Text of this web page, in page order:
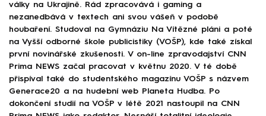
války na Ukrajině. Rád zpracovává i gaming a
nezanedbává v textech ani svou vášeň v podobě
houbaření. Studoval na Gymnáziu Na Vítězné pláni a poté
na Vyšší odborné škole publicistiky (VOŠP), kde také získal
první novinářské zkušenosti. V on-line zpravodajství CNN
Prima NEWS začal pracovat v květnu 2020. V té době
přispíval také do studentského magazínu VOŠP s názvem
Generace20 a na hudební web Planeta Hudba. Po
dokončení studií na VOŠP v létě 2021 nastoupil na CNN